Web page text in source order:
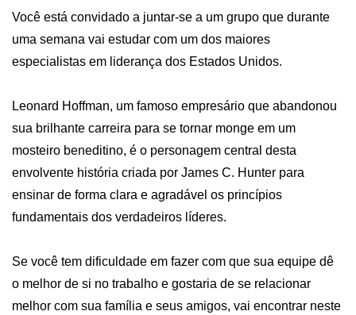
Você está convidado a juntar-se a um grupo que durante
uma semana vai estudar com um dos maiores
especialistas em liderança dos Estados Unidos.
Leonard Hoffman, um famoso empresário que abandonou
sua brilhante carreira para se tornar monge em um
mosteiro beneditino, é o personagem central desta
envolvente história criada por James C. Hunter para
ensinar de forma clara e agradável os princípios
fundamentais dos verdadeiros líderes.
Se você tem dificuldade em fazer com que sua equipe dê
o melhor de si no trabalho e gostaria de se relacionar
melhor com sua família e seus amigos, vai encontrar neste